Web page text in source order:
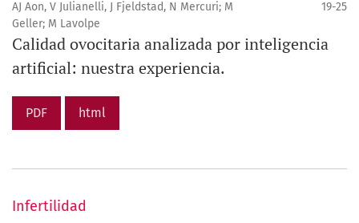
AJ Aon, V Julianelli, J Fjeldstad, N Mercuri; M
Geller; M Lavolpe
19-25
Calidad ovocitaria analizada por inteligencia
artificial: nuestra experiencia.
PDF html
Infertilidad